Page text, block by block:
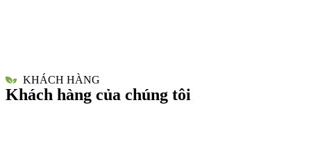
KHÁCH HÀNG
Khách hàng của chúng tôi